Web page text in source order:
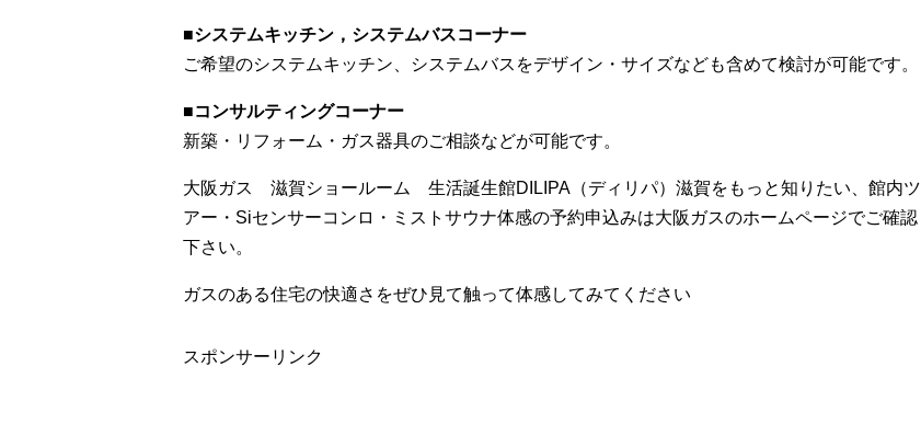
■システムキッチン，システムバスコーナー
ご希望のシステムキッチン、システムバスをデザイン・サイズなども含めて検討が可能です。
■コンサルティングコーナー
新築・リフォーム・ガス器具のご相談などが可能です。
大阪ガス 滋賀ショールーム 生活誕生館DILIPA（ディリパ）滋賀をもっと知りたい、館内ツ
アー・Siセンサーコンロ・ミストサウナ体感の予約申込みは大阪ガスのホームページでご確認
下さい。
ガスのある住宅の快適さをぜひ見て触って体感してみてください
スポンサーリンク